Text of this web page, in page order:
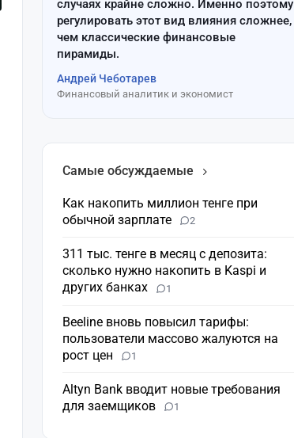
случаях крайне сложно. Именно поэтому
регулировать этот вид влияния сложнее,
чем классические финансовые
пирамиды.
Андрей Чеботарев
Финансовый аналитик и экономист
Самые обсуждаемые
Как накопить миллион тенге при
обычной зарплате
2
311 тыс. тенге в месяц с депозита:
сколько нужно накопить в Kaspi и
других банках
1
Beeline вновь повысил тарифы:
пользователи массово жалуются на
рост цен
1
Altyn Bank вводит новые требования
для заемщиков
1